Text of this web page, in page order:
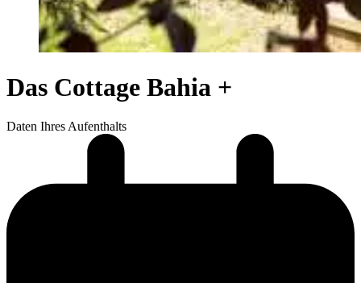
Das Cottage Bahia +
Daten Ihres Aufenthalts